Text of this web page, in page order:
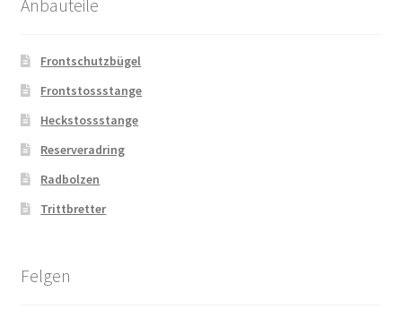
Anbauteile
Frontschutzbügel
Frontstossstange
Heckstossstange
Reserveradring
Radbolzen
Trittbretter
Felgen